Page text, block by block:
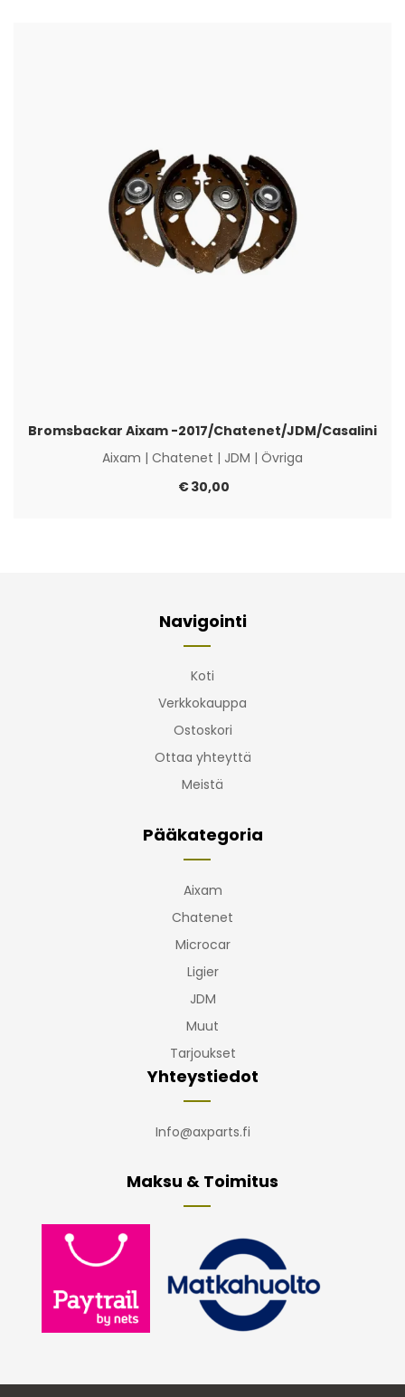
Bromsbackar Aixam -2017/Chatenet/JDM/Casalini
Aixam | Chatenet | JDM | Övriga
€30,00
Navigointi
Koti
Verkkokauppa
Ostoskori
Ottaa yhteyttä
Meistä
Pääkategoria
Aixam
Chatenet
Microcar
Ligier
JDM
Muut
Tarjoukset
Yhteystiedot
Info@axparts.fi
Maksu & Toimitus